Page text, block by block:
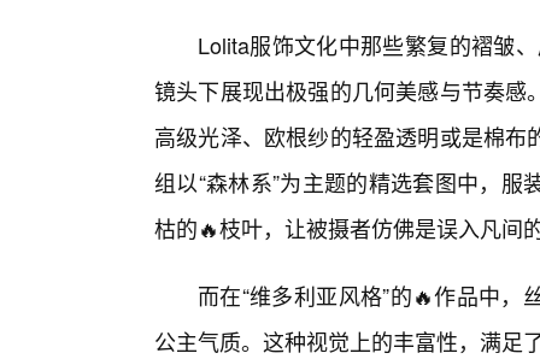
Lolita服饰文化中那些繁复的褶皱
镜头下展现出极强的几何美感与节奏
高级光泽、欧根纱的轻盈透明或是棉
组以“森林系”为主题的精选套图中，
枯的🔥枝叶，让被摄者仿佛是误入凡间
而在“维多利亚风格”的🔥作品中
公主气质。这种视觉上的丰富性，满足